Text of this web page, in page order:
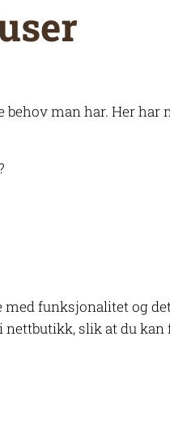
man har. Her har
funksjonalitet og
slik at du